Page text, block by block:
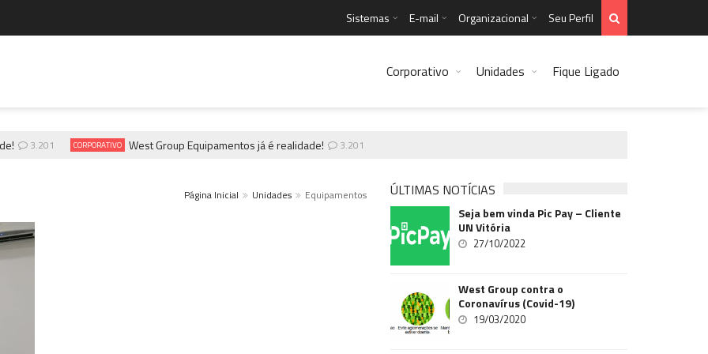
Sistemas E-mail Organizacional Seu Perfil
Corporativo Unidades Fique Ligado
3.201 CORPORATIVO West Group Equipamentos já é realidade! 3.201
Página Inicial Unidades Equipamentos ÚLTIMAS NOTÍCIAS
Seja bem vinda Pic Pay – Cliente
UN Vitória
27/10/2022
West Group contra o
Coronavírus (Covid-19)
19/03/2020